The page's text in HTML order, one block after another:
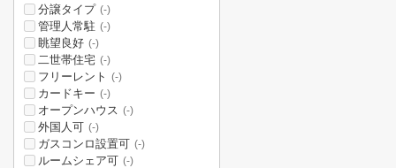
分譲タイプ (-)
管理人常駐 (-)
眺望良好 (-)
二世帯住宅 (-)
フリーレント (-)
カードキー (-)
オープンハウス (-)
外国人可 (-)
ガスコンロ設置可 (-)
ルームシェア可 (-)